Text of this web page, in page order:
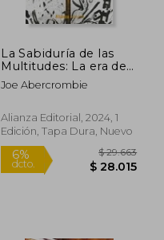
La Sabiduría de las
Multitudes: La era de
la Locura, 3
Joe Abercrombie
Alianza Editorial, 2024, 1
Edición, Tapa Dura, Nuevo